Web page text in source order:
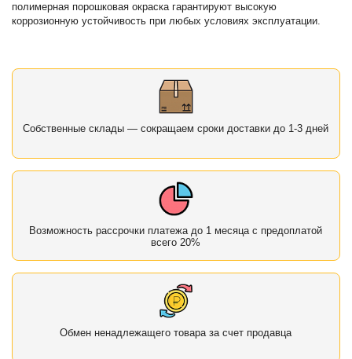
полимерная порошковая окраска гарантируют высокую
коррозионную устойчивость при любых условиях эксплуатации.
Собственные склады — сокращаем сроки доставки до 1-3 дней
Возможность рассрочки платежа до 1 месяца с предоплатой
всего 20%
Обмен ненадлежащего товара за счет продавца